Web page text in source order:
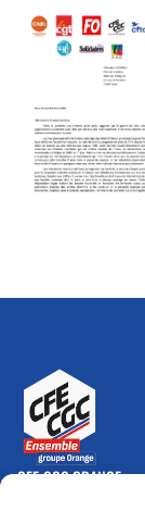
CFE-CGC ORANGE
10-12 rue Saint